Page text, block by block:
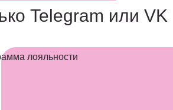
Telegram или VK